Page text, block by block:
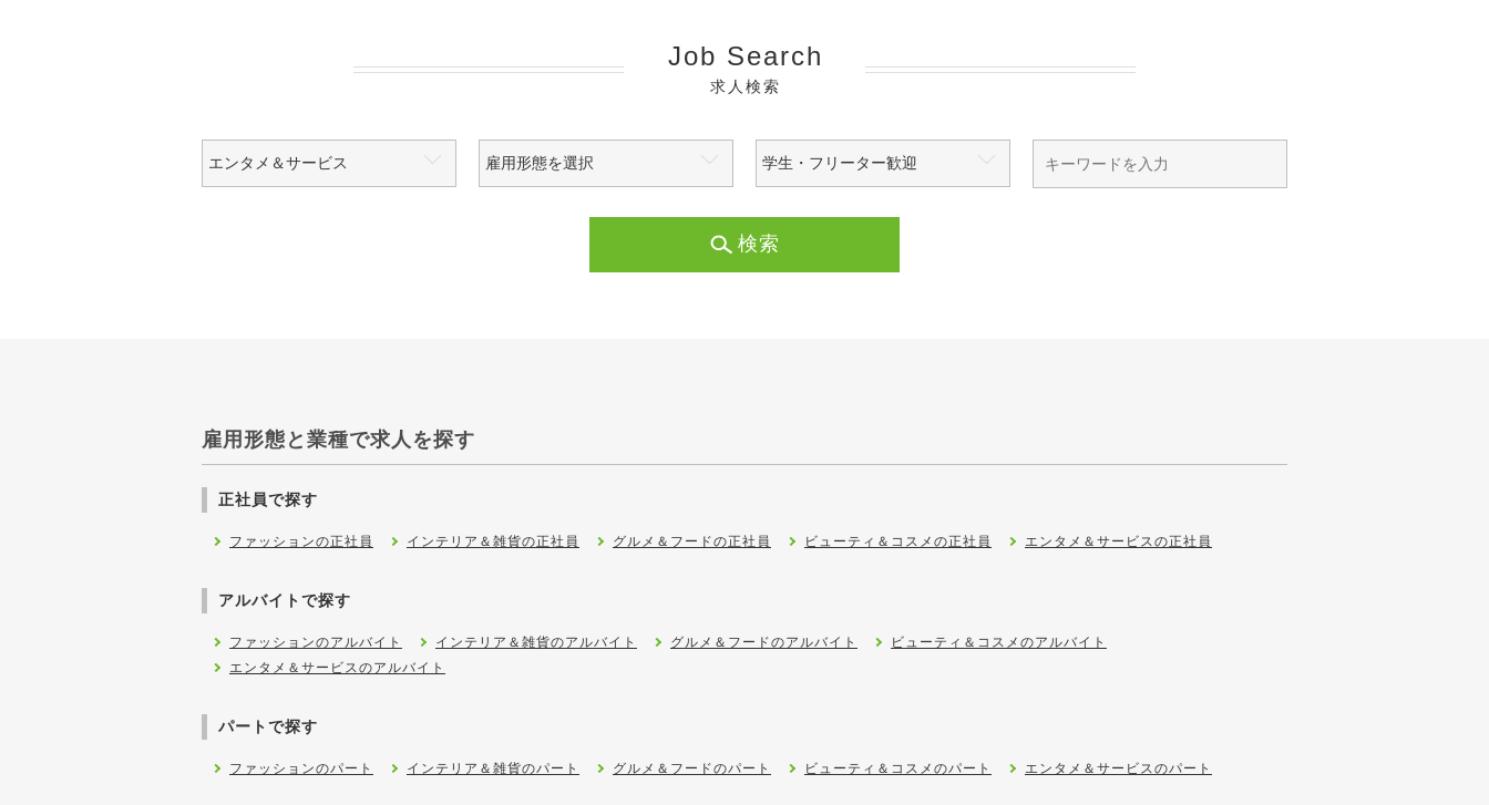
Job Search
求人検索
検索
雇用形態と業種で求人を探す
正社員で探す
ファッションの正社員 インテリア＆雑貨の正社員 グルメ＆フードの正社員 ビューティ＆コスメの正社員 エンタメ＆サービスの正社員
アルバイトで探す
ファッションのアルバイト インテリア＆雑貨のアルバイト グルメ＆フードのアルバイト
ビューティ＆コスメのアルバイト
エンタメ＆サービスのアルバイト
パートで探す
ファッションのパート インテリア＆雑貨のパート グルメ＆フードのパート ビューティ＆コスメのパート エンタメ＆サービスのパート